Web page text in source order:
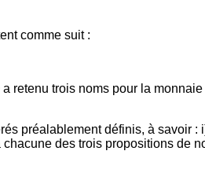
comme suit :
retenu trois noms pour la
préalablement définis, à savoir :
des trois propositions de